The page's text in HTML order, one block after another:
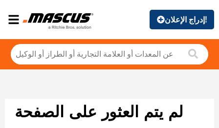
إدراج الإعلان!
لم يتم العثور على الصفحة